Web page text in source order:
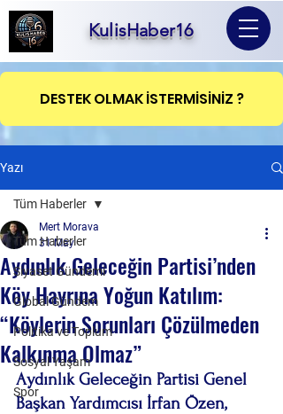
KulisHaber16
DESTEK OLMAK İSTERMİSİNİZ ?
Yazı
Tüm Haberler
Siyaset Gündemi
Global Gündem
Politika ve Toplum
Sosyal Yaşam
Spor
Tüm Haberler
Aydınlık Geleceğin Partisi’nden
Köy Hayrına Yoğun Katılım:
“Köylerin Sorunları Çözülmeden
Kalkınma Olmaz”
Mert Morava
31 May
Aydınlık Geleceğin Partisi Genel
Başkan Yardımcısı İrfan Özen,